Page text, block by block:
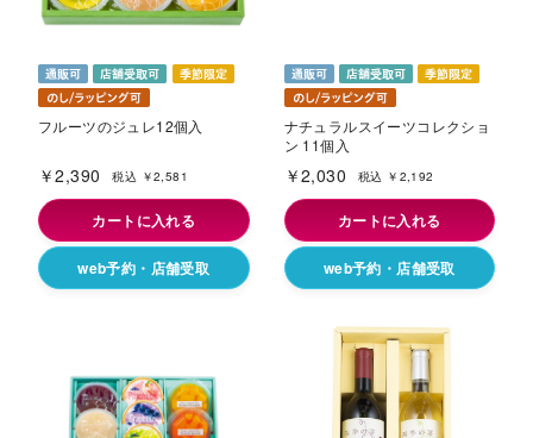
フルーツのジュレ12個入
￥2,390 税込 ￥2,581
カートに入れる
web予約・店舗受取
ナチュラルスイーツコレクショ
ン 11個入
￥2,030 税込 ￥2,192
カートに入れる
web予約・店舗受取